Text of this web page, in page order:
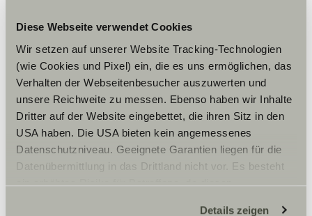
Diese Webseite verwendet Cookies
Wir setzen auf unserer Website Tracking-Technologien
(wie Cookies und Pixel) ein, die es uns ermöglichen, das
Verhalten der Webseitenbesucher auszuwerten und
unsere Reichweite zu messen. Ebenso haben wir Inhalte
Dritter auf der Website eingebettet, die ihren Sitz in den
USA haben. Die USA bieten kein angemessenes
Datenschutzniveau. Geeignete Garantien liegen für die
Datenübermittlung in das Drittland nicht vor. Es besteht
ein erhöhtes Risiko für Betroffene, da diesen
Details zeigen
Opening hours
FAHRZEUGVERKAUF
09:00 – 18:00 Uhr